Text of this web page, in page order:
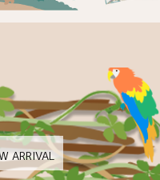
ARRIVAL